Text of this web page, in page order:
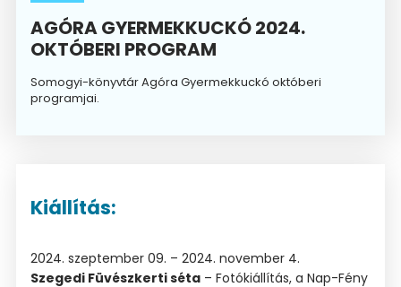
AGÓRA GYERMEKKUCKÓ 2024.
OKTÓBERI PROGRAM
Somogyi-könyvtár Agóra Gyermekkuckó októberi
programjai.
Kiállítás:
2024. szeptember 09. – 2024. november 4.
Szegedi Füvészkerti séta– Fotókiállítás, a Nap-Fény